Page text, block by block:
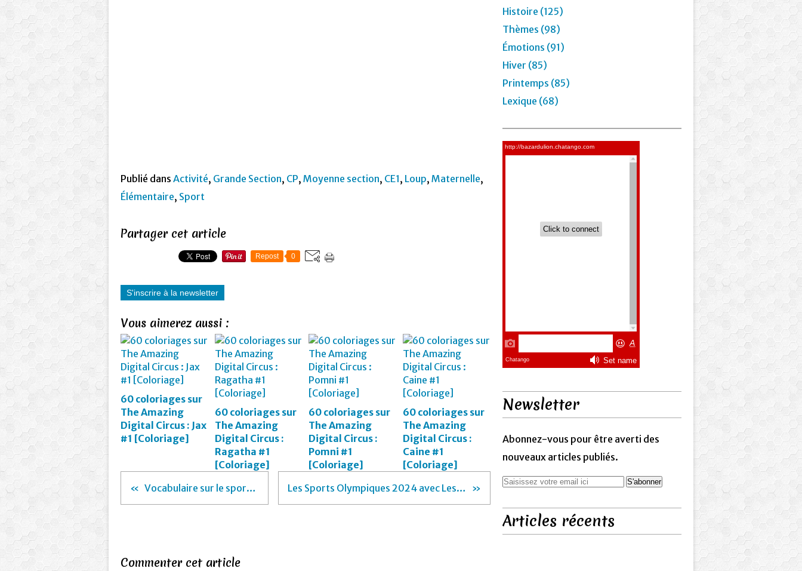
Publié dans Activité, Grande Section, CP, Moyenne section, CE1, Loup, Maternelle,
Élémentaire, Sport
Partager cet article
Repost 0
S'inscrire à la newsletter
Vous aimerez aussi :
60 coloriages sur
The Amazing
Digital Circus : Jax
#1 [Coloriage]
60 coloriages sur
The Amazing
Digital Circus :
Ragatha #1
[Coloriage]
60 coloriages sur
The Amazing
Digital Circus :
Pomni #1
[Coloriage]
60 coloriages sur
The Amazing
Digital Circus :
Caine #1
[Coloriage]
Vocabulaire sur le sport 2 [mots croisés] [Activité][Loup]
Les Sports Olympiques 2024 avec Les Phryges ! (Partie 1) [Support][Banque d'images]
Commenter cet article
Histoire (125)
Thèmes (98)
Émotions (91)
Hiver (85)
Printemps (85)
Lexique (68)
Newsletter
Abonnez-vous pour être averti des
nouveaux articles publiés.
Articles récents